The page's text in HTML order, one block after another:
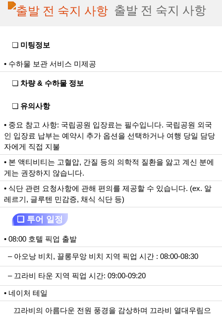
출발 전 숙지 사항
❏ 미팅정보
• 수하물 보관 서비스 미제공
❏ 차량 & 수하물 정보
❏ 유의사항
• 중요 참고 사항: 국립공원 입장료는 필수입니다. 국립공원 외국
인 입장료 납부는 예약시 추가 옵션을 선택하거나 여행 당일 담당
자에게 직접 지불
• 본 액티비티는 고혈압, 간질 등의 의학적 질환을 앓고 계신 분에
게는 권장하지 않습니다.
• 식단 관련 요청사항에 관해 편의를 제공할 수 있습니다. (ex. 알
레르기, 글루텐 민감증, 채식 식단 등)
❏ 투어 일정
• 08:00 호텔 픽업 출발
– 아오낭 비치, 끌롱무앙 비치 지역 픽업 시간 : 08:00-08:30
– 끄라비 타운 지역 픽업 시간: 09:00-09:20
• 네이처 테일
끄라비의 아름다운 전원 풍경을 감상하며 끄라비 열대우림으